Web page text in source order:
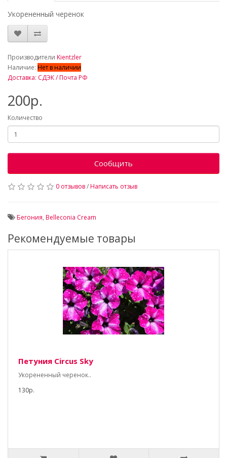
Укорененный черенок
Производители Kientzler
Наличие: Нет в наличии
Доставка: СДЭК / Почта РФ
200р.
Количество
Сообщить
0 отзывов/Написать отзыв
Бегония, Belleconia Cream
Рекомендуемые товары
Петуния Circus Sky
Укорененный черенок..
130р.